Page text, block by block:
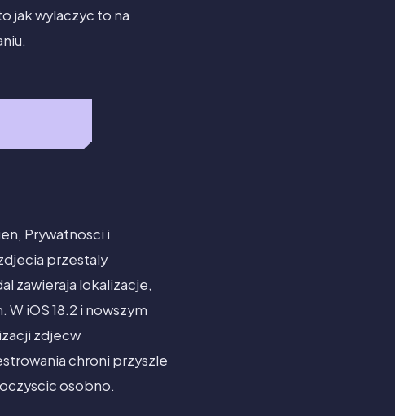
jak wylaczyc to na
Prywatnosci i
przestaly
zawieraja lokalizacje,
iOS 18.2 i nowszym
zdjecw
chroni przyszle
osobno.